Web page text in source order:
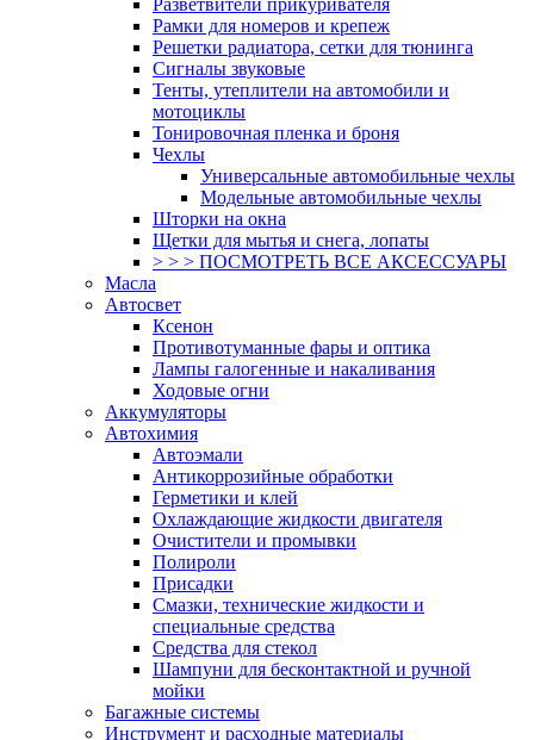
Рамки для номеров и крепеж
Решетки радиатора, сетки для тюнинга
Сигналы звуковые
Тенты, утеплители на автомобили и
мотоциклы
Тонировочная пленка и броня
Чехлы
Универсальные автомобильные чехлы
Модельные автомобильные чехлы
Шторки на окна
Щетки для мытья и снега, лопаты
> > > ПОСМОТРЕТЬ ВСЕ АКСЕССУАРЫ
Масла
Автосвет
Ксенон
Противотуманные фары и оптика
Лампы галогенные и накаливания
Ходовые огни
Аккумуляторы
Автохимия
Автоэмали
Антикоррозийные обработки
Герметики и клей
Охлаждающие жидкости двигателя
Очистители и промывки
Полироли
Присадки
Смазки, технические жидкости и
специальные средства
Средства для стекол
Шампуни для бесконтактной и ручной
мойки
Багажные системы
Инструмент и расходные материалы